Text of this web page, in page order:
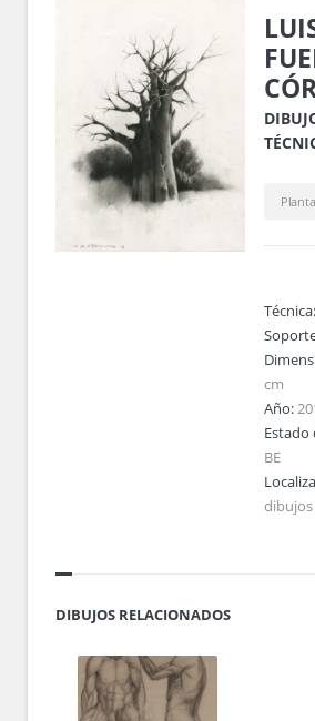
Técnica:
cm
Año:
Estado
BE
dibujos
DIBUJOS RELACIONADOS